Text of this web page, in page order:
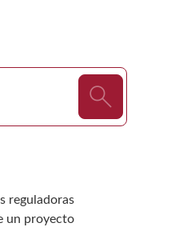
reguladoras
un proyecto